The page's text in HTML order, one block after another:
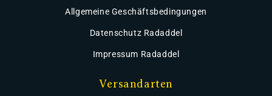
Allgemeine Geschäftsbedingungen
Datenschutz Radaddel
Impressum Radaddel
Versandarten